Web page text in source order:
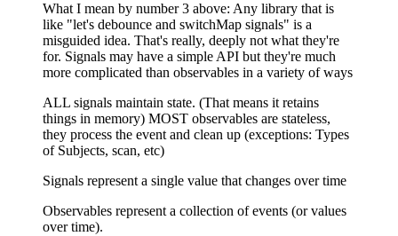
What I mean by number 3 above: Any library that is
like "let's debounce and switchMap signals" is a
misguided idea. That's really, deeply not what they're
for. Signals may have a simple API but they're much
more complicated than observables in a variety of ways
ALL signals maintain state. (That means it retains
things in memory) MOST observables are stateless,
they process the event and clean up (exceptions: Types
of Subjects, scan, etc)
Signals represent a single value that changes over time
Observables represent a collection of events (or values
over time).